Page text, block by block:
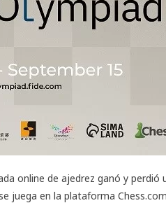
online de ajedrez ganó y perdió
juega en la plataforma Chess.com